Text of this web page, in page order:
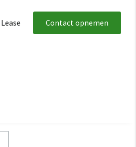
Lease Contact opnemen